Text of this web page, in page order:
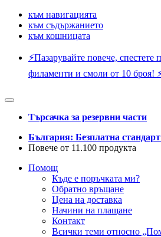
към навигацията
към съдържанието
към кошницата
⚡️Пазарувайте повече, спестете
филаменти и смоли от 10 броя!
Търсачка за резервни части
България: Безплатна
Повече от 11.100 продукта
Помощ
Къде е поръчката ми?
Обратно връщане
Цена на доставка
Начини на плащане
Контакт
Всички теми относно